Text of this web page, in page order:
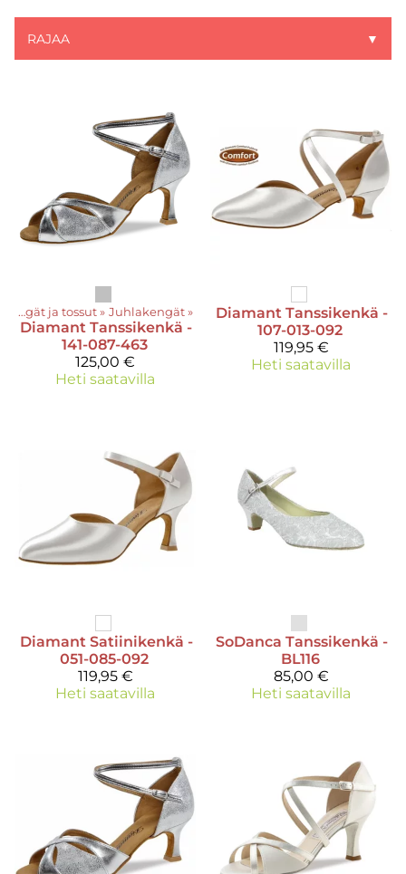
RAJAA ▼
Kengät ja tossut ‪» Juhlakengät ‪»
Diamant Tanssikenkä -
141-087-463
125,00 €
Heti saatavilla
Diamant Tanssikenkä -
107-013-092
119,95 €
Heti saatavilla
Diamant Satiinikenkä -
051-085-092
119,95 €
Heti saatavilla
SoDanca Tanssikenkä -
BL116
85,00 €
Heti saatavilla